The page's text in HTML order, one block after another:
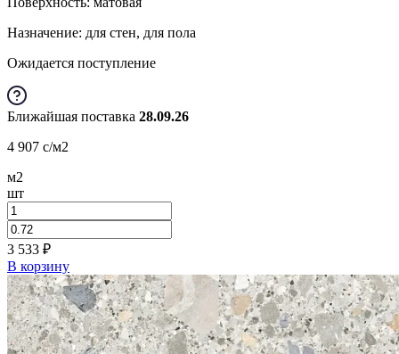
Назначение: для стен, для пола
Ожидается поступление
Ближайшая поставка 28.09.26
4 907 c/м2
м2
шт
3 533 ₽
В корзину